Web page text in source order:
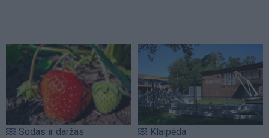
Sodas ir daržas Klaipėda